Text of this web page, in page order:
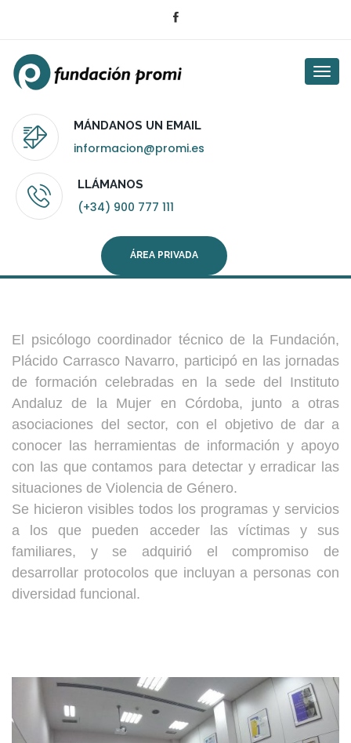
MÁNDANOS UN EMAIL
informacion@promi.es
LLÁMANOS
(+34) 900 777 111
ÁREA PRIVADA
El psicólogo coordinador técnico de la Fundación,
Plácido Carrasco Navarro, participó en las jornadas
de formación celebradas en la sede del Instituto
Andaluz de la Mujer en Córdoba, junto a otras
asociaciones del sector, con el objetivo de dar a
conocer las herramientas de información y apoyo
con las que contamos para detectar y erradicar las
situaciones de Violencia de Género.
Se hicieron visibles todos los programas y servicios
a los que pueden acceder las víctimas y sus
familiares, y se adquirió el compromiso de
desarrollar protocolos que incluyan a personas con
diversidad funcional.